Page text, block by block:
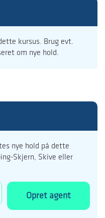
kursus. Brug evt.
om nye hold.
nye hold på dette
Skjern, Skive eller
Opret agent